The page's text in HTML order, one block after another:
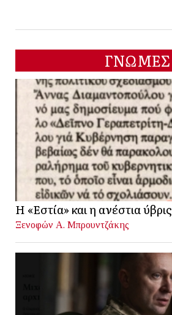
ΓΝΩΜΕΣ
Η «Εστία» και η ανέστια ύβρις
Ξενοφών Α. Μπρουντζάκης